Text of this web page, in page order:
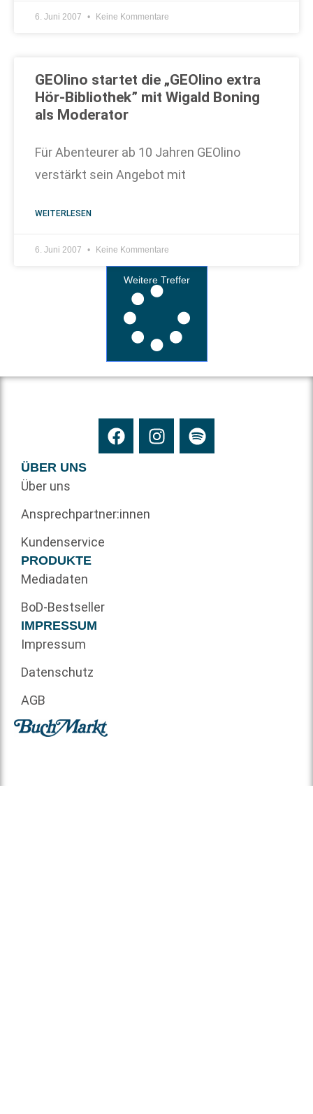
6. Juni 2007 Keine Kommentare
GEOlino startet die „GEOlino extra
Hör-Bibliothek” mit Wigald Boning
als Moderator
Für Abenteurer ab 10 Jahren GEOlino
verstärkt sein Angebot mit
WEITERLESEN
6. Juni 2007 Keine Kommentare
Weitere Treffer
ÜBER UNS
Über uns
Ansprechpartner:innen
Kundenservice
PRODUKTE
Mediadaten
BoD-Bestseller
IMPRESSUM
Impressum
Datenschutz
AGB